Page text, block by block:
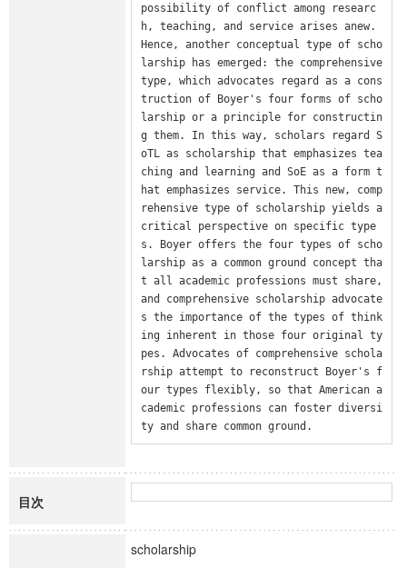
possibility of conflict among researc
h, teaching, and service arises anew.
Hence, another conceptual type of scho
larship has emerged: the comprehensive
type, which advocates regard as a cons
truction of Boyer's four forms of scho
larship or a principle for constructin
g them. In this way, scholars regard S
oTL as scholarship that emphasizes tea
ching and learning and SoE as a form t
hat emphasizes service. This new, comp
rehensive type of scholarship yields a
critical perspective on specific type
s. Boyer offers the four types of scho
larship as a common ground concept tha
t all academic professions must share,
and comprehensive scholarship advocate
s the importance of the types of think
ing inherent in those four original ty
pes. Advocates of comprehensive schola
rship attempt to reconstruct Boyer's f
our types flexibly, so that American a
cademic professions can foster diversi
ty and share common ground.
目次
scholarship